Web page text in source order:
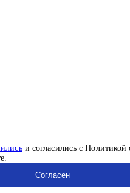
и согласились с Политикой
Согласен